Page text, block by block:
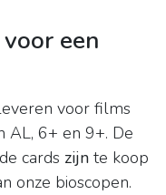
een
voor films
AL, 6+ en 9+. De
cards zijn te koop
onze bioscopen.